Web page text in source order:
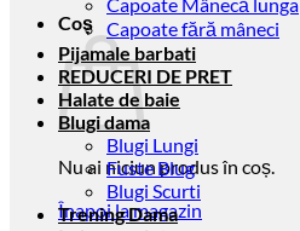
Coș
Nu ai niciun produs în coș.
Înapoi la magazin
Capoate fără mâneci
Pijamale barbati
REDUCERI DE PRET
Halate de baie
Blugi dama
Blugi Lungi
Fuste Blug
Blugi Scurti
Trening Dama